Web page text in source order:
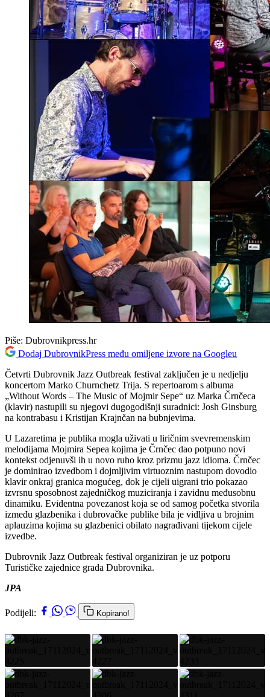
Piše: Dubrovnikpress.hr
Dodaj DubrovnikPress među omiljene izvore na Googleu
Četvrti Dubrovnik Jazz Outbreak festival zaključen je u nedjelju
koncertom Marko Churnchetz Trija. S repertoarom s albuma
„Without Words – The Music of Mojmir Sepe“ uz Marka Črnčeca
(klavir) nastupili su njegovi dugogodišnji suradnici: Josh Ginsburg
na kontrabasu i Kristijan Krajnčan na bubnjevima.
U Lazaretima je publika mogla uživati u liričnim svevremenskim
melodijama Mojmira Sepea kojima je Črnčec dao potpuno novi
kontekst odjenuvši ih u novo ruho kroz prizmu jazz idioma. Črnčec
je dominirao izvedbom i dojmljivim virtuoznim nastupom dovodio
klavir onkraj granica mogućeg, dok je cijeli uigrani trio pokazao
izvrsnu sposobnost zajedničkog muziciranja i zavidnu međusobnu
dinamiku. Evidentna povezanost koja se od samog početka stvorila
između glazbenika i dubrovačke publike bila je vidljiva u brojnim
aplauzima kojima su glazbenici obilato nagrađivani tijekom cijele
izvedbe.
Dubrovnik Jazz Outbreak festival organiziran je uz potporu
Turističke zajednice grada Dubrovnika.
JPA
Podijeli: Kopirano!